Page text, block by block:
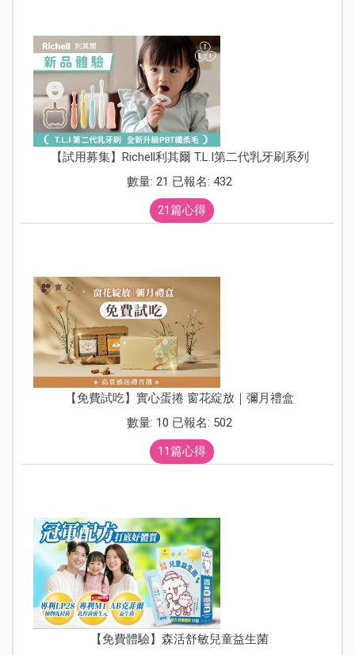
【試用募集】Richell利其爾 T.L.I第二代乳牙刷系列
數量: 21 已報名: 432
21篇心得
【免費試吃】實心蛋捲 窗花綻放｜彌月禮盒
數量: 10 已報名: 502
11篇心得
【免費體驗】森活舒敏兒童益生菌